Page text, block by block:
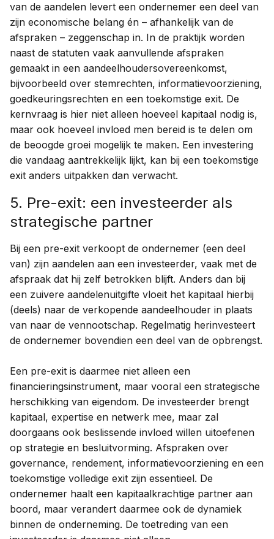
van de aandelen levert een ondernemer een deel van
zijn economische belang én – afhankelijk van de
afspraken – zeggenschap in. In de praktijk worden
naast de statuten vaak aanvullende afspraken
gemaakt in een aandeelhoudersovereenkomst,
bijvoorbeeld over stemrechten, informatievoorziening,
goedkeuringsrechten en een toekomstige exit. De
kernvraag is hier niet alleen hoeveel kapitaal nodig is,
maar ook hoeveel invloed men bereid is te delen om
de beoogde groei mogelijk te maken. Een investering
die vandaag aantrekkelijk lijkt, kan bij een toekomstige
exit anders uitpakken dan verwacht.
5. Pre-exit: een investeerder als
strategische partner
Bij een pre-exit verkoopt de ondernemer (een deel
van) zijn aandelen aan een investeerder, vaak met de
afspraak dat hij zelf betrokken blijft. Anders dan bij
een zuivere aandelenuitgifte vloeit het kapitaal hierbij
(deels) naar de verkopende aandeelhouder in plaats
van naar de vennootschap. Regelmatig herinvesteert
de ondernemer bovendien een deel van de opbrengst.
Een pre-exit is daarmee niet alleen een
financieringsinstrument, maar vooral een strategische
herschikking van eigendom. De investeerder brengt
kapitaal, expertise en netwerk mee, maar zal
doorgaans ook beslissende invloed willen uitoefenen
op strategie en besluitvorming. Afspraken over
governance, rendement, informatievoorziening en een
toekomstige volledige exit zijn essentieel. De
ondernemer haalt een kapitaalkrachtige partner aan
boord, maar verandert daarmee ook de dynamiek
binnen de onderneming. De toetreding van een